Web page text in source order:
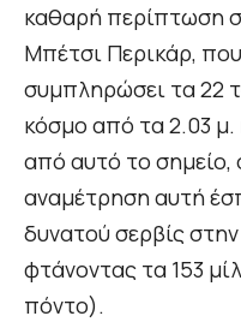
καθαρή περίπτωση
Μπέτσι Περικάρ,
συμπληρώσει τα 22
κόσμο από τα 2.03 μ.
από αυτό το
αναμέτρηση αυτή
δυνατού σερβίς
φτάνοντας τα 153
πόντο).